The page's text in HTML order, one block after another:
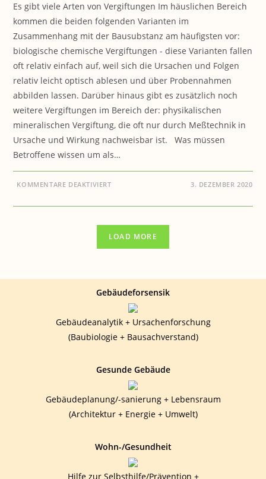
Es gibt viele Arten von Vergiftungen Im häuslichen Bereich
kommen die beiden folgenden Varianten im
Zusammenhang mit der Bausubstanz am häufigsten vor:
biologische chemische Vergiftungen - diese Varianten fallen
oft relativ einfach auf, weil sich die Ursachen und Folgen
relativ leicht optisch ablesen und über Probennahmen
abbilden lassen. Darüber hinaus gibt es zusätzlich noch
weitere Vergiftungen im Bereich der: physikalischen
mineralischen Vergiftung, die oft nur durch Meßtechnik in
Ursache und Wirkung nachweisbar ist. Was müssen
Betroffene wissen um als…
KOMMENTARE DEAKTIVIERTFÜR
ERKENNE
VERGIFTUNGEN
3. DEZEMBER 2020
LOAD MORE
Gebäudeforsensik
Gebäudeanalytik + Ursachenforschung
(Baubiologie + Bausachverstand)
Gesunde Gebäude
Gebäudeplanung/-sanierung + Lebensraum
(Architektur + Energie + Umwelt)
Wohn-/Gesundheit
Hilfe zur Selbsthilfe/Prävention +